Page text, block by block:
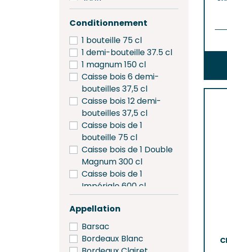
2006
2007
2008
2009
2010
2011
2012
2013
2014
2015
2016
2017
2018
2019
2020
2021
2022
2024
2025
Conditionnement
1 bouteille 75 cl
1 demi-bouteille 37.5 cl
1 magnum 150 cl
Caisse bois 6 demi-
bouteilles 37,5 cl
Caisse bois 12 demi-
bouteilles 37,5 cl
Caisse bois de 1
bouteille 75 cl
Caisse bois de 1 Double
Magnum 300 cl
Caisse bois de 1
Impériale 600 cl
Caisse bois de 1
Magnum 150 cl
Caisse bois de 3
bouteilles 75 cl
Caisse bois de 3
Appellation
Barsac
Bordeaux Blanc